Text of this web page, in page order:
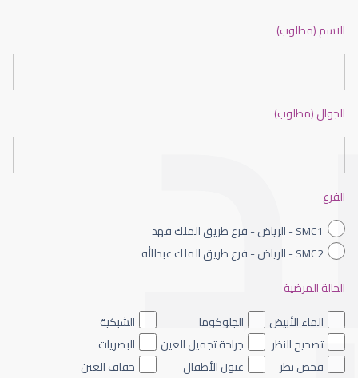
القرنية المخروطية
القرنية المخروطية والليزك
الاسم (مطلوب)
الجوال (مطلوب)
الفرع
SMC1 - الرياض - فرع طريق الملك فهد
SMC2 - الرياض - فرع طريق الملك عبدالله
الحالة المرضية
الماء الأبيض
الجلوكوما
الشبكية
تصحيح النظر
جراحة تجميل العين
البصريات
فحص نظر
عيون الأطفال جفاف العين